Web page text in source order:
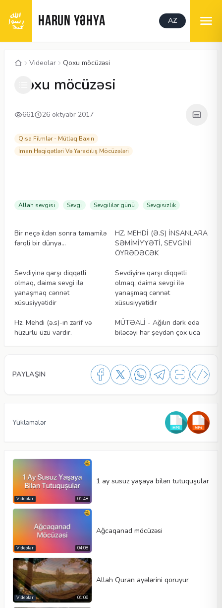
HARUN YƏHYA AZ
Videolar Qoxu möcüzəsi
CC 00:04 / 03:52
Qoxu möcüzəsi
661 26 oktyabr 2017
Qısa Filmlər - Mütləq Baxın
İman Həqiqətləri Və Yaradılış Möcüzələri
Allah sevgisi Sevgi Sevgililər günü Sevgisizlik
Bir neçə ildən sonra tamamilə
fərqli bir dünya…
HZ. MEHDİ (Ə.S) İNSANLARA
SƏMİMİYYƏTİ, SEVGİNİ
ÖYRƏDƏCƏK
Sevdiyinə qarşı diqqətli
olmaq, daima sevgi ilə
yanaşmaq cənnət
xüsusiyyətidir
Sevdiyinə qarşı diqqətli
olmaq, daima sevgi ilə
yanaşmaq cənnət
xüsusiyyətidir
Hz. Mehdi (ə.s)-ın zərif və
hüzurlu üzü vardır.
MÜTƏALİ - Ağılın dərk edə
biləcəyi hər şeydən çox uca
PAYLAŞIN
Avtomatik oynat
Kontrolleri göster
Yükləmələr
01:48
Videolar
1 ay susuz yaşaya bilən tutuquşular
04:08
Videolar
Ağcaqanad möcüzəsi
01:06
Videolar
Allah Quran ayələrini qoruyur